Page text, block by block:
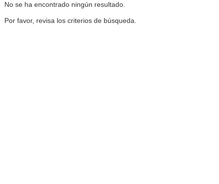
No se ha encontrado ningún resultado.
Por favor, revisa los criterios de búsqueda.